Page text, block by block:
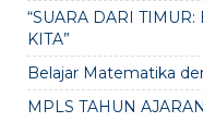
“SUARA DARI TIMUR:
KITA”
Belajar Matematika
MPLS TAHUN